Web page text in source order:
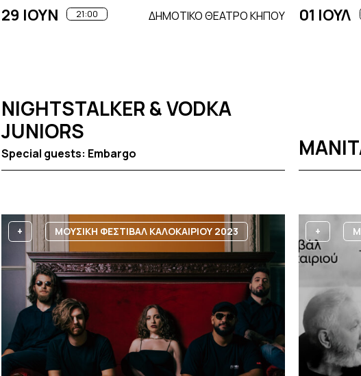
29 ΙΟΥΝ 21:00 ΔΗΜΟΤΙΚΟ ΘΕΑΤΡΟ ΚΗΠΟΥ
NIGHTSTALKER & VODKA
JUNIORS
Special guests: Embargo
01 ΙΟΥΛ
+ ΜΟΥΣΙΚΗ ΦΕΣΤΙΒΑΛ ΚΑΛΟΚΑΙΡΙΟΥ 2023 +